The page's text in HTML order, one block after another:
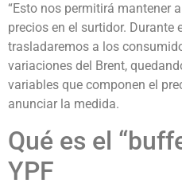
“Esto nos permitirá mantener
precios en el surtidor. Durante
trasladaremos a los
variaciones del Brent,
variables que componen el
anunciar la medida.
Qué es el
YPF